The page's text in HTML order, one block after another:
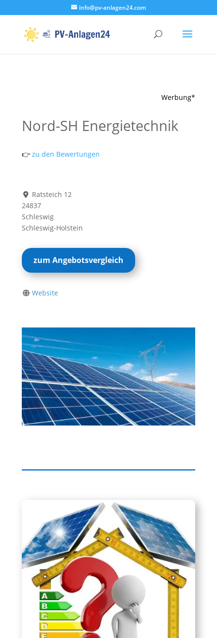
info@pv-anlagen24.com
Werbung*
Nord-SH Energietechnik
👉zu den Bewertungen
Ratsteich 12
24837
Schleswig
Schleswig-Holstein
zum Angebotsvergleich
Website